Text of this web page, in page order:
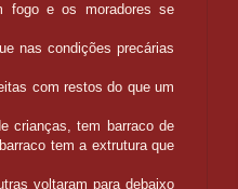
fogo e os moradores se
nas condições precárias
com restos do que um
crianças, tem barraco de
tem a extrutura que
voltaram para debaixo